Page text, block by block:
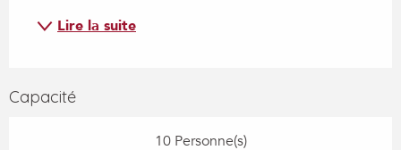
Lire la suite
Capacité
10 Personne(s)